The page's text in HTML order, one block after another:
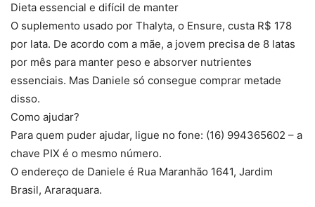
Dieta essencial e difícil de manter
O suplemento usado por Thalyta, o Ensure, custa R$ 178
por lata. De acordo com a mãe, a jovem precisa de 8 latas
por mês para manter peso e absorver nutrientes
essenciais. Mas Daniele só consegue comprar metade
disso.
Como ajudar?
Para quem puder ajudar, ligue no fone: (16) 994365602 – a
chave PIX é o mesmo número.
O endereço de Daniele é Rua Maranhão 1641, Jardim
Brasil, Araraquara.